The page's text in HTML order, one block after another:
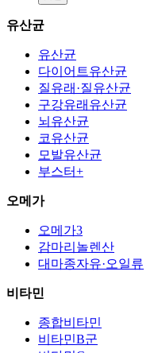
유산균
유산균
다이어트유산균
질유래·질유산균
구강유래유산균
뇌유산균
코유산균
모발유산균
부스터+
오메가
오메가3
감마리놀렌산
대마종자유·오일류
비타민
종합비타민
비타민B군